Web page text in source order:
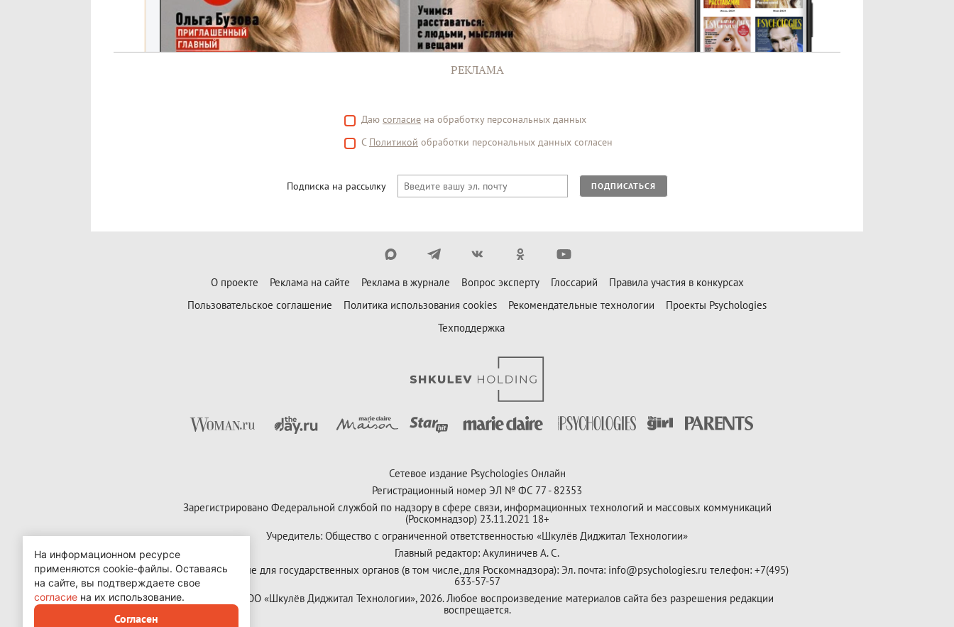
РЕКЛАМА
Даю согласие на обработку персональных данных
С Политикой обработки персональных данных согласен
Подписка на рассылку ПОДПИСАТЬСЯ
О проекте Реклама на сайте Реклама в журнале Вопрос эксперту Глоссарий
Правила участия в конкурсах
Пользовательское соглашение
Политика использования cookies Рекомендательные технологии
Проекты Psychologies
Техподдержка
Сетевое издание Psychologies Онлайн
Регистрационный номер ЭЛ № ФС 77 - 82353
Зарегистрировано Федеральной службой по надзору в сфере связи, информационных технологий и массовых коммуникаций
(Роскомнадзор) 23.11.2021 18+
Учредитель: Общество с ограниченной ответственностью «Шкулёв Диджитал Технологии»
Главный редактор: Акулиничев А. С.
Контактные данные для государственных органов (в том числе, для Роскомнадзора): Эл. почта: info@psychologies.ru телефон: +7(495)
633-57-57
Copyright (с) ООО «Шкулёв Диджитал Технологии», 2026. Любое воспроизведение материалов сайта без разрешения редакции
воспрещается.
На информационном ресурсе
применяются cookie-файлы. Оставаясь
на сайте, вы подтверждаете свое
согласие на их использование.
Согласен